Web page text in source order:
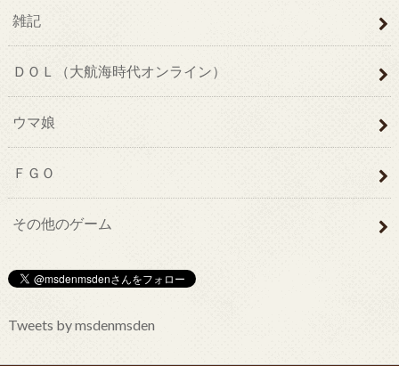
雑記
ＤＯＬ（大航海時代オンライン）
ウマ娘
ＦＧＯ
その他のゲーム
Tweets by msdenmsden